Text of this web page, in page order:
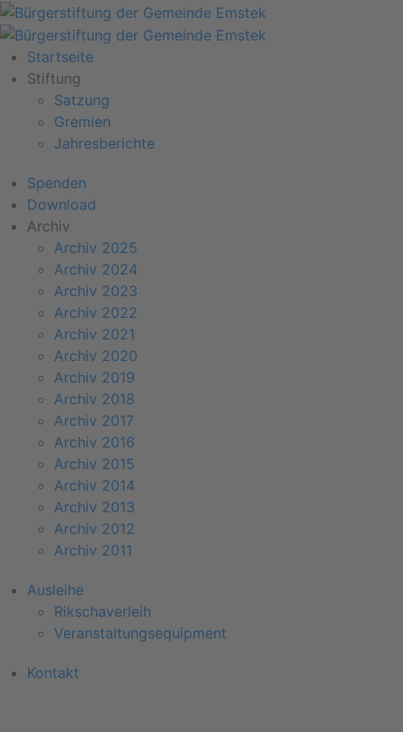
Startseite
Stiftung
Satzung
Gremien
Jahresberichte
Spenden
Download
Archiv
Archiv 2025
Archiv 2024
Archiv 2023
Archiv 2022
Archiv 2021
Archiv 2020
Archiv 2019
Archiv 2018
Archiv 2017
Archiv 2016
Archiv 2015
Archiv 2014
Archiv 2013
Archiv 2012
Archiv 2011
Ausleihe
Rikschaverleih
Veranstaltungsequipment
Kontakt